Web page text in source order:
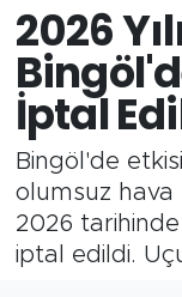
2026
İptal
Bingöl'de
olumsuz hava
2026
iptal edildi.
Solhan
Karlıova
Yayladere-
MD Prestij
Merkez
Süper Lig
Son
Haber